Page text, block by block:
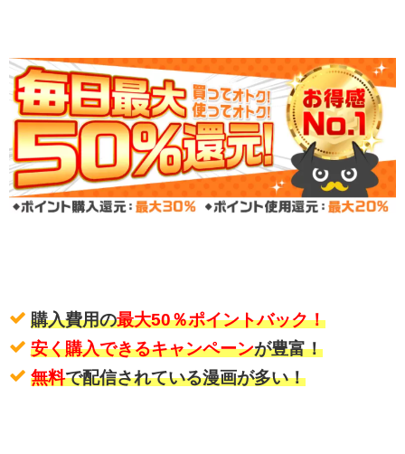
購入費用の最大50％ポイントバック！
安く購入できるキャンペーンが豊富！
無料で配信されている漫画が多い！